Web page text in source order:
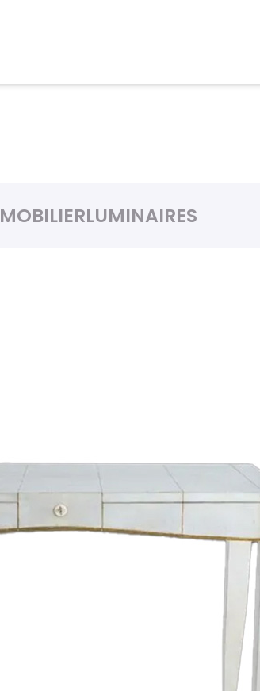
MOBILIERLUMINAIRES